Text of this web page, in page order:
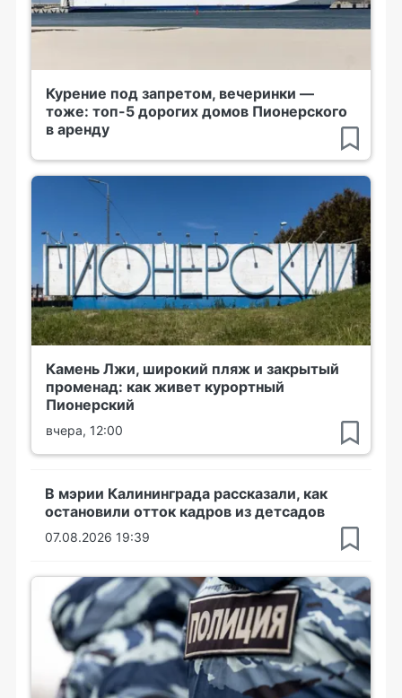
Курение под запретом, вечеринки —
тоже: топ-5 дорогих домов Пионерского
в аренду
Камень Лжи, широкий пляж и закрытый
променад: как живет курортный
Пионерский
вчера, 12:00
В мэрии Калининграда рассказали, как
остановили отток кадров из детсадов
07.08.2026 19:39